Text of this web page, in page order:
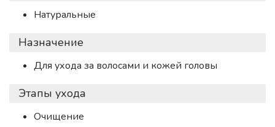
Натуральные
Назначение
Для ухода за волосами и кожей головы
Этапы ухода
Очищение